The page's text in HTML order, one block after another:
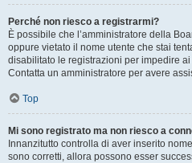
Perché non riesco a registrarmi?
È possibile che l’amministratore della
oppure vietato il nome utente che stai
disabilitato le registrazioni per impedire
Contatta un amministratore per avere
Top
Mi sono registrato ma non riesco a
Innanzitutto controlla di aver inserito
sono corretti, allora possono esser